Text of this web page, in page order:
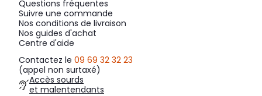
Questions fréquentes
Suivre une commande
Nos conditions de livraison
Nos guides d'achat
Centre d'aide
Contactez le 09 69 32 32 23
(appel non surtaxé)
Accès sourds
et malentendants